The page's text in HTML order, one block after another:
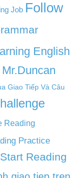
Job Follow
English
Giao Tiếp Và Câu
Reading
Practice
Start Reading